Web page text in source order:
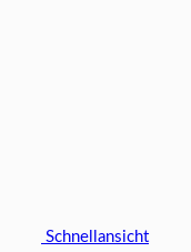
Schnellansicht